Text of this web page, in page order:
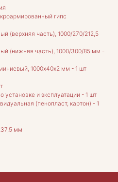
гипс
(верхняя часть), 1000/270/212,5
(нижняя часть), 1000/300/85 мм -
1000х40х2 мм - 1 шт
установке и эксплуатации - 1 шт
(пенопласт, картон) - 1
мм
ДЛЯ ПОКУПАТЕЛЕЙ
Каталог
О нас
Контакты